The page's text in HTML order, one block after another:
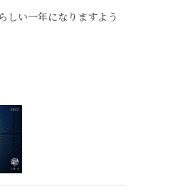
しい一年になりますよう